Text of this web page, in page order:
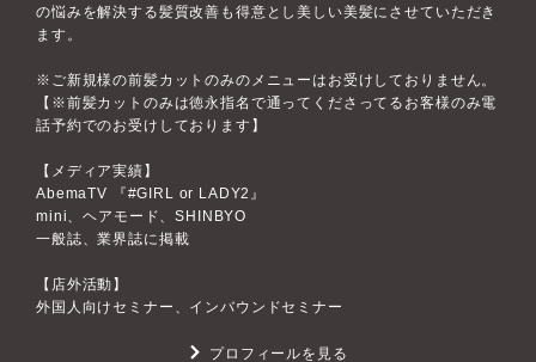
の悩みを解決する髪質改善も得意とし美しい美髪にさせていただき
ます。
※ご新規様の前髪カットのみのメニューはお受けしておりません。
【※前髪カットのみは徳永指名で通ってくださってるお客様のみ電
話予約でのお受けしております】
【メディア実績】
AbemaTV 『#GIRL or LADY2』
mini、ヘアモード、SHINBYO
一般誌、業界誌に掲載
【店外活動】
外国人向けセミナー、インバウンドセミナー
プロフィールを見る